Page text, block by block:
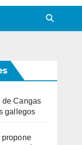
de Cangas
gallegos
propone